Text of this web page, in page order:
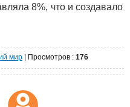
8%, что и создавало
мир Просмотров : 176